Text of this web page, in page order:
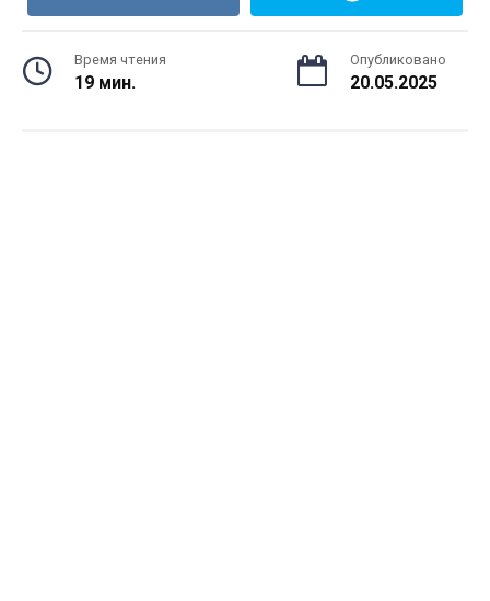
Время чтения
19 мин.
Опубликовано
20.05.2025